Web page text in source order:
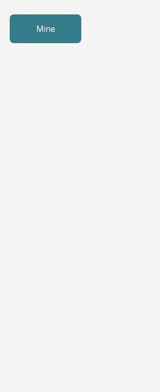
Mine